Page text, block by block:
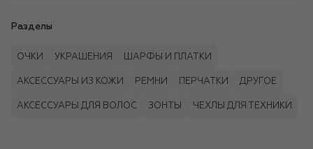
Разделы
ОЧКИ УКРАШЕНИЯ ШАРФЫ И ПЛАТКИ
АКСЕССУАРЫ ИЗ КОЖИ РЕМНИ ПЕРЧАТКИ ДРУГОЕ
АКСЕССУАРЫ ДЛЯ ВОЛОС ЗОНТЫ ЧЕХЛЫ ДЛЯ ТЕХНИКИ